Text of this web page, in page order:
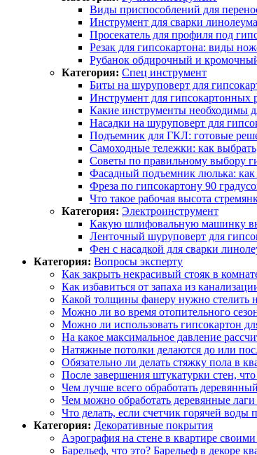
Виды приспособлений для
Инструмент для сварки
Просекатель для профиля под
Резак для гипсокартона: виды
Рубанок обдирочный и
Категория: Спец инструмент
Биты на шуруповерт для
Инструмент для гипсокартонных
Какие инструменты необходимы
Насадки на шуруповерт для
Подъемник для ГКЛ: готовые
Самоходные тележки: как
Советы по правильному выбору
Фасадный подъемник люлька:
Фреза по гипсокартону 90
Что такое рабочая высота
Категория: Электроинструмент
Какую шлифовальную машинку
Ленточный шуруповерт для
Фен с насадкой для сварки
Категория: Вопросы эксперту
Как закрыть некрасивый стояк в
Как избавиться от запаха из
Какой толщины фанеру нужно стелить
Можно ли во время отопительного
Можно ли использовать гипсокартон
На какое максимальное давление
Натяжные потолки делаются до или
Обязательно ли делать стяжку пола в
После завершения штукатурки стен,
Чем лучше всего обработать
Чем можно обработать деревянные
Что делать, если счетчик горячей воды
Категория: Декоративные покрытия
Аэрография на стене в квартире
Барельеф, что это? Барельеф в декоре